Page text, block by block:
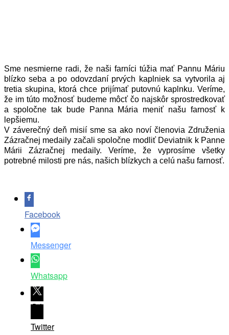
Sme nesmierne radi, že naši farníci túžia mať Pannu Máriu
blízko seba a po odovzdaní prvých kaplniek sa vytvorila aj
tretia skupina, ktorá chce prijímať putovnú kaplnku. Veríme,
že im túto možnosť budeme môcť čo najskôr sprostredkovať
a spoločne tak bude Panna Mária meniť našu farnosť k
lepšiemu.
V záverečný deň misií sme sa ako noví členovia Združenia
Zázračnej medaily začali spoločne modliť Deviatnik k Panne
Márii Zázračnej medaily. Veríme, že vyprosíme všetky
potrebné milosti pre nás, našich blízkych a celú našu farnosť.
Facebook
Messenger
Whatsapp
Twitter